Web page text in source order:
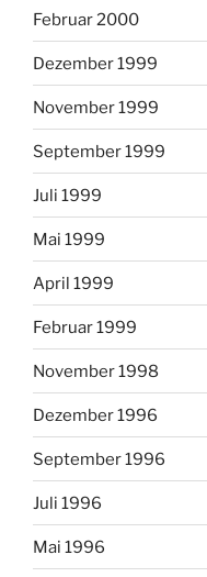
Februar 2000
Dezember 1999
November 1999
September 1999
Juli 1999
Mai 1999
April 1999
Februar 1999
November 1998
Dezember 1996
September 1996
Juli 1996
Mai 1996